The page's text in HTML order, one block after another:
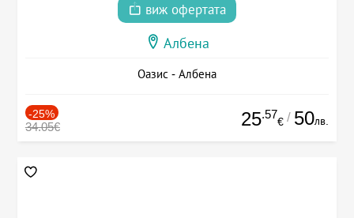
виж офертата
Албена
Оазис - Албена
-25%
34.05€ 25.57
€ / 50лв.